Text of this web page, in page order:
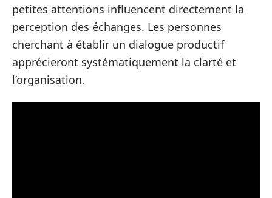
petites attentions influencent directement la
perception des échanges. Les personnes
cherchant à établir un dialogue productif
apprécieront systématiquement la clarté et
l’organisation.